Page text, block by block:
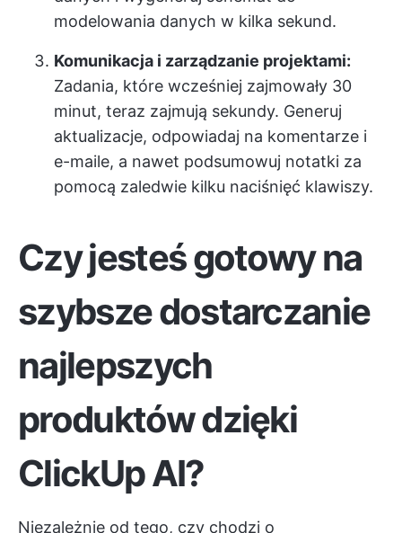
modelowania danych w kilka sekund.
Komunikacja i zarządzanie projektami:
Zadania, które wcześniej zajmowały 30
minut, teraz zajmują sekundy. Generuj
aktualizacje, odpowiadaj na komentarze i
e-maile, a nawet podsumowuj notatki za
pomocą zaledwie kilku naciśnięć klawiszy.
Czy jesteś gotowy na
szybsze dostarczanie
najlepszych
produktów dzięki
ClickUp AI?
Niezależnie od tego, czy chodzi o